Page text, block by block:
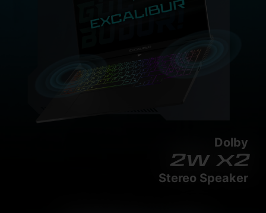
Dolby
2w x2
Stereo Speaker